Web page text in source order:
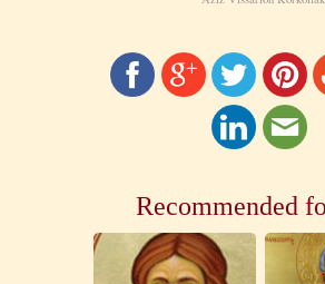
Recommended